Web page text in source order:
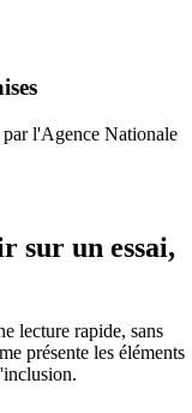
par l'Agence Nationale
sur un essai,
lecture rapide, sans
présente les éléments